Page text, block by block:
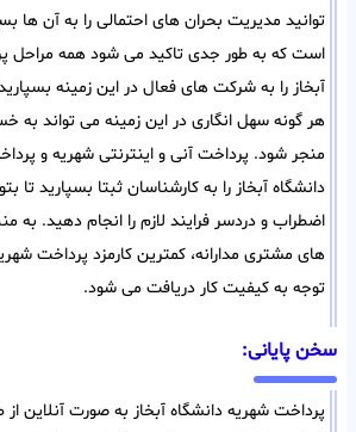
توانید مدیریت بحران های احتمالی را به آن ها
است که به طور جدی تاکید می شود همه مراحل
آبخاز را به شرکت های فعال در این زمینه
هر گونه سهل انگاری در این زمینه می تواند به
منجر شود. پرداخت آنی و اینترنتی شهریه و
دانشگاه آبخاز را به کارشناسان ثبتا بسپارید تا
اضطراب و دردسر فرایند لازم را انجام دهید. به
های مشتری مدارانه، کمترین کارمزد پرداخت
توجه به کیفیت کار دریافت می شود.
سخن پایانی:
پرداخت شهریه دانشگاه آبخاز به صورت آنلاین